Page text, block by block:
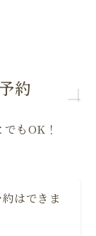
約
もOK！
はできま